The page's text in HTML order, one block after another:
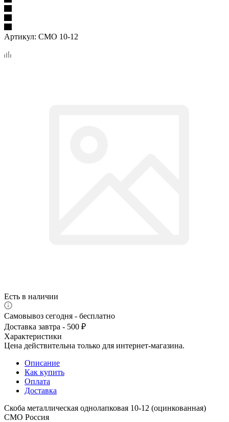
Артикул: СМО 10-12
Есть в наличии
Самовывоз сегодня - бесплатно
Доставка завтра - 500 ₽
Характеристики
Цена действительна только для интернет-магазина.
Описание
Как купить
Оплата
Доставка
Скоба металлическая однолапковая 10-12 (оцинкованная)
СМО Россия